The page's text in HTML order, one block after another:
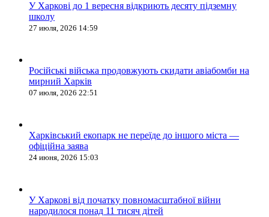
У Харкові до 1 вересня відкриють десяту підземну
школу
27 июля, 2026 14:59
Російські війська продовжують скидати авіабомби на
мирний Харків
07 июля, 2026 22:51
Харківський екопарк не переїде до іншого міста —
офіційна заява
24 июня, 2026 15:03
У Харкові від початку повномасштабної війни
народилося понад 11 тисяч дітей